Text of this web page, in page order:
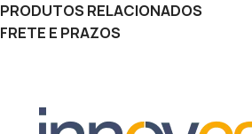
PRODUTOS RELACIONADOS
FRETE E PRAZOS